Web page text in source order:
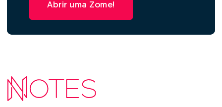
Abrir uma Zome!